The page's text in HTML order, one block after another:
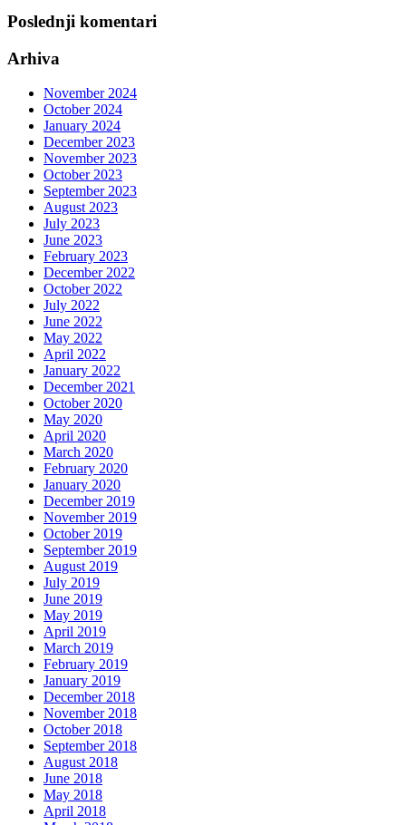
Poslednji komentari
Arhiva
November 2024
October 2024
January 2024
December 2023
November 2023
October 2023
September 2023
August 2023
July 2023
June 2023
February 2023
December 2022
October 2022
July 2022
June 2022
May 2022
April 2022
January 2022
December 2021
October 2020
May 2020
April 2020
March 2020
February 2020
January 2020
December 2019
November 2019
October 2019
September 2019
August 2019
July 2019
June 2019
May 2019
April 2019
March 2019
February 2019
January 2019
December 2018
November 2018
October 2018
September 2018
August 2018
June 2018
May 2018
April 2018